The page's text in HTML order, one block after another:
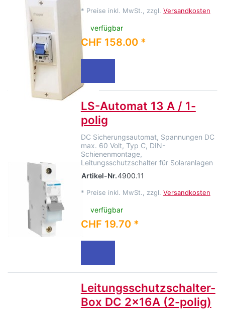
* Preise inkl. MwSt., zzgl. Versandkosten
verfügbar
CHF 158.00 *
LS-Automat 13 A / 1-
polig
DC Sicherungsautomat, Spannungen DC
max. 60 Volt, Typ C, DIN-
Schienenmontage,
Leitungsschutzschalter für Solaranlagen
Artikel-Nr.4900.11
* Preise inkl. MwSt., zzgl. Versandkosten
verfügbar
CHF 19.70 *
Leitungsschutzschalter-
Box DC 2x16A (2-polig)